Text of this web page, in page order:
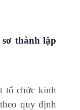
sơ thành lập
tổ chức kinh
quy định